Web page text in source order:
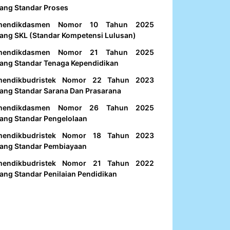
Standar Proses
Nomor 10 Tahun 2025
SKL (Standar Kompetensi Lulusan)
Nomor 21 Tahun 2025
Standar Tenaga Kependidikan
Nomor 22 Tahun 2023
Standar Sarana Dan Prasarana
Nomor 26 Tahun 2025
Standar Pengelolaan
Nomor 18 Tahun 2023
Standar Pembiayaan
Nomor 21 Tahun 2022
Standar Penilaian Pendidikan